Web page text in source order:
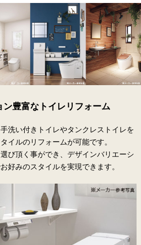
ン豊富なトイレリフォーム
洗い付きトイレやタンクレストイレを
イルのリフォームが可能です。
び頂く事ができ、デザインバリエーシ
好みのスタイルを実現できます。